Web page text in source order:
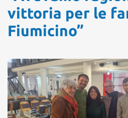
vittoria per le
Fiumicino”